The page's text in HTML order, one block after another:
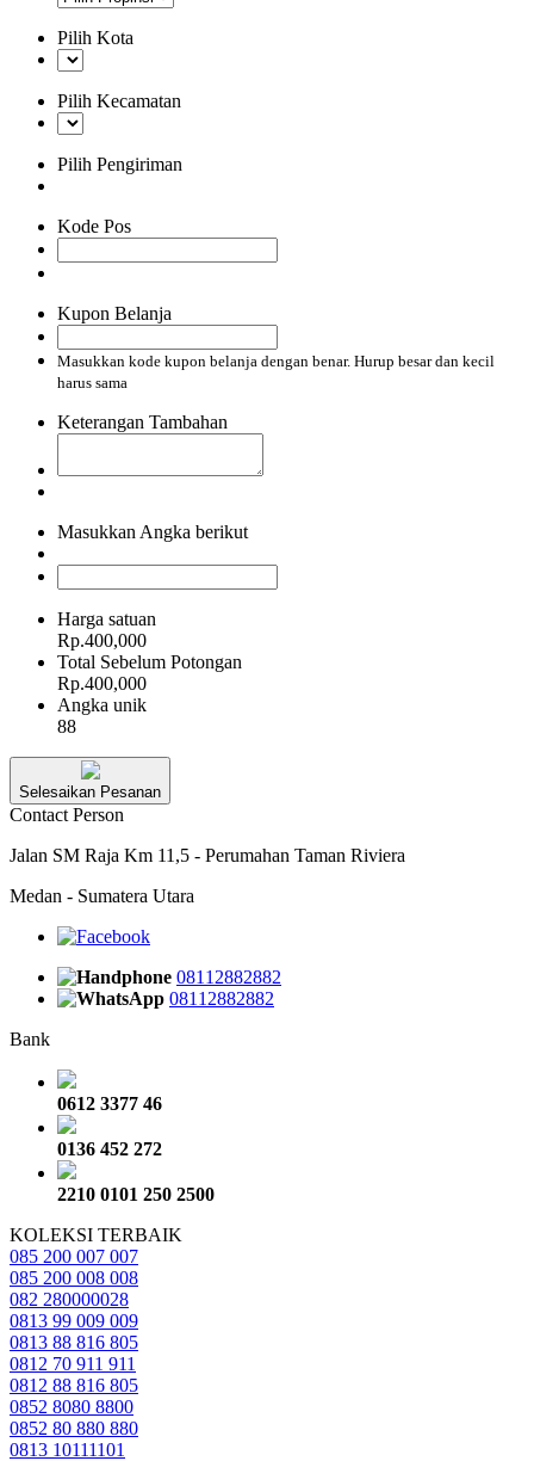
Pilih Kota
Pilih Kecamatan
Pilih Pengiriman
Kode Pos
Kupon Belanja
Masukkan kode kupon belanja dengan benar. Hurup besar dan kecil
harus sama
Keterangan Tambahan
Masukkan Angka berikut
Harga satuan
Rp.400,000
Total Sebelum Potongan
Rp.400,000
Angka unik
88
Selesaikan Pesanan
Contact Person
Jalan SM Raja Km 11,5 - Perumahan Taman Riviera
Medan - Sumatera Utara
08112882882
08112882882
Bank
0612 3377 46
0136 452 272
2210 0101 250 2500
KOLEKSI TERBAIK
085 200 007 007
085 200 008 008
082 280000028
0813 99 009 009
0813 88 816 805
0812 70 911 911
0812 88 816 805
0852 8080 8800
0852 80 880 880
0813 10111101